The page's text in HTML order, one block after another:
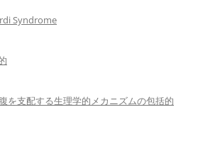
Syndrome
を支配する生理学的メカニズムの包括的